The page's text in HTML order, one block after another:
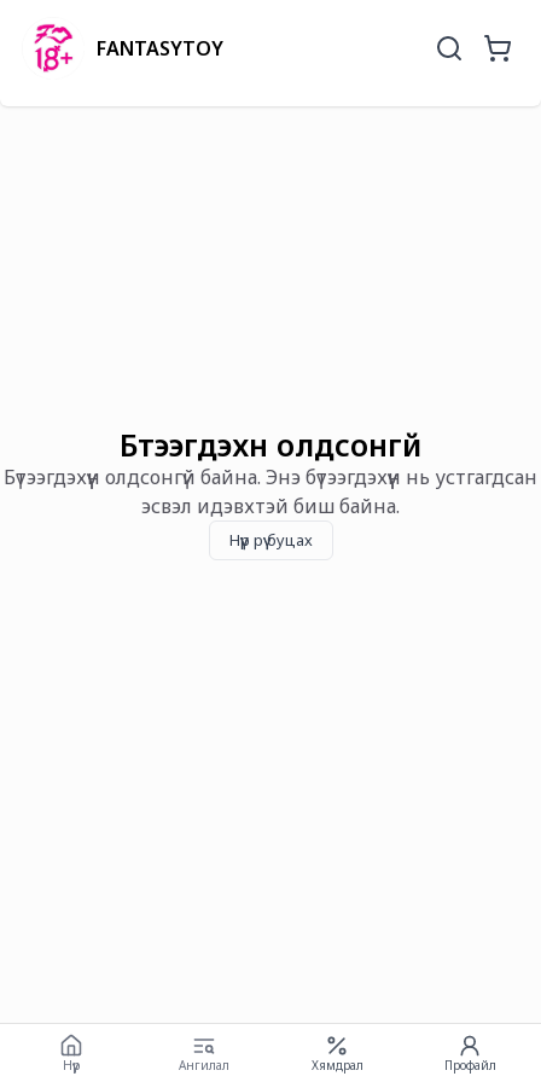
FANTASYTOY
Бүтээгдэхүүн олдсонгүй
Бүтээгдэхүүн олдсонгүй байна. Энэ бүтээгдэхүүн нь устгагдсан
эсвэл идэвхтэй биш байна.
Нүүр рүү буцах
Нүүр Ангилал Хямдрал Профайл